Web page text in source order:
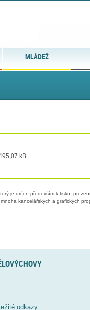
MLÁDEŽ
kB
je určen především k tisku,
kancelářských a grafických
odkazy